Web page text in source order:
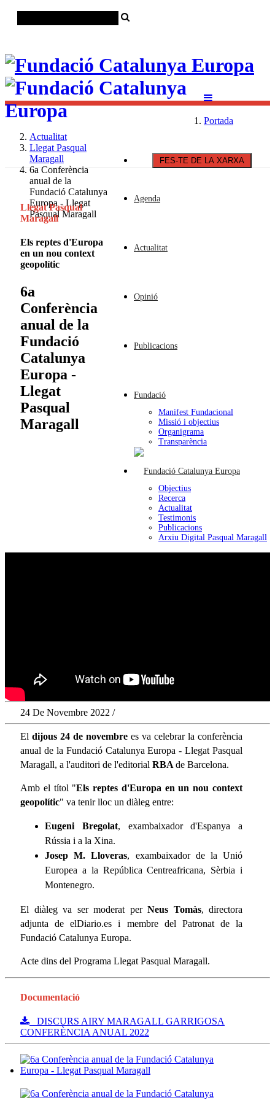
FES-TE DE LA XARXA
Agenda
Actualitat
Opinió
Publicacions
Fundació
Manifest Fundacional
Missió i objectius
Organigrama
Transparència
Objectius
Recerca
Actualitat
Testimonis
Publicacions
Arxiu Digital Pasqual Maragall
Portada
Actualitat
Llegat Pasqual
Maragall
6a Conferència
anual de la
Fundació Catalunya
Europa - Llegat
Pasqual Maragall
Llegat Pasqual
Maragall
Els reptes d'Europa
en un nou context
geopolític
6a
Conferència
anual de la
Fundació
Catalunya
Europa -
Llegat
Pasqual
Maragall
24 De Novembre 2022 /
El dijous 24 de novembre es va celebrar la conferència
anual de la Fundació Catalunya Europa - Llegat Pasqual
Maragall, a l'auditori de l'editorial RBA de Barcelona.
Amb el títol "Els reptes d'Europa en un nou context
geopolític" va tenir lloc un diàleg entre:
Eugeni Bregolat, exambaixador d'Espanya a
Rússia i a la Xina.
Josep M. Lloveras, exambaixador de la Unió
Europea a la República Centreafricana, Sèrbia i
Montenegro.
El diàleg va ser moderat per Neus Tomàs, directora
adjunta de elDiario.es i membre del Patronat de la
Fundació Catalunya Europa.
Acte dins del Programa Llegat Pasqual Maragall.
Documentació
DISCURS AIRY MARAGALL GARRIGOSA
CONFERÈNCIA ANUAL 2022